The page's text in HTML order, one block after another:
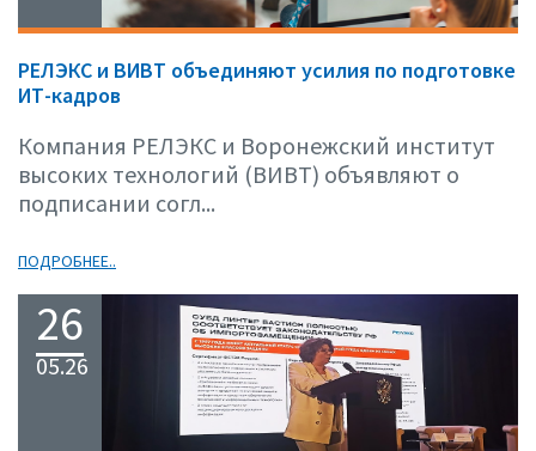
РЕЛЭКС и ВИВТ объединяют усилия по подготовке
ИТ-кадров
Компания РЕЛЭКС и Воронежский институт
высоких технологий (ВИВТ) объявляют о
подписании согл...
ПОДРОБНЕЕ..
26
05.26